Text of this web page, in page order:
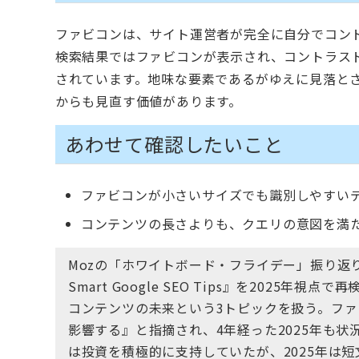
ファビコンは、サイト運営者が完全に自分でコ
検索結果ではファビコンが表示され、コントラ
されています。地味な要素であるがゆえに見落
からも見直す価値があります。
あわせて確認したいこと
ファビコンが小さいサイズでも識別しやすい
コンテンツの長さよりも、クエリの意図を
Mozの「ホワイトボード・フライデー」振り
Smart Google SEO Tips』を2025年視点で再
コンテンツの未来という3トピックを扱う。フ
影響する』と指摘され、4年経った2025年も
は投資を積極的に支持していたが、2025年は